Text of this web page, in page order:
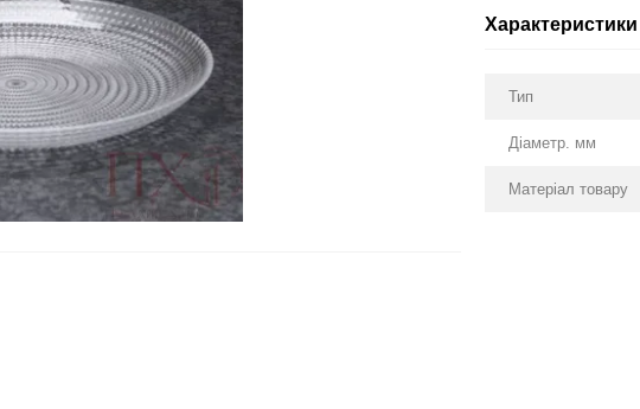
Характеристики
Тип
Діаметр. мм
Матеріал товару